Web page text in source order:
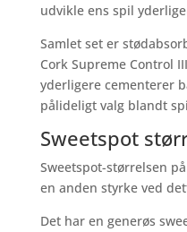
udvikle ens spil
Samlet set er
Cork Supreme Control
yderligere cementerer
pålideligt valg blandt
Sweetspot
Sweetspot-størrelsen
en anden styrke ved
Det har en generøs